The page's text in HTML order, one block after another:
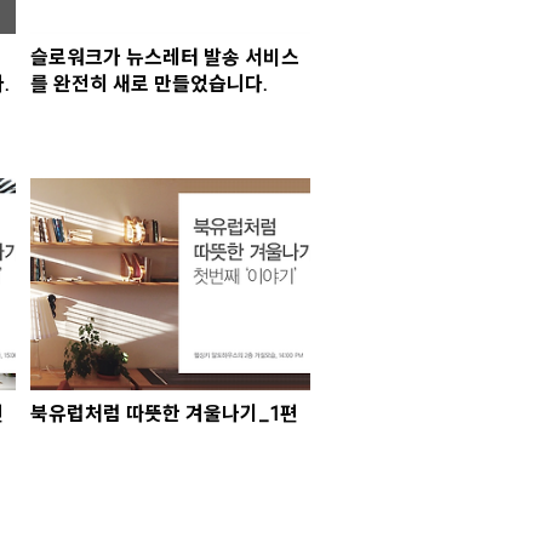
슬로워크가 뉴스레터 발송 서비스
를 완전히 새로 만들었습니다.
북유럽처럼 따뜻한 겨울나기_1편